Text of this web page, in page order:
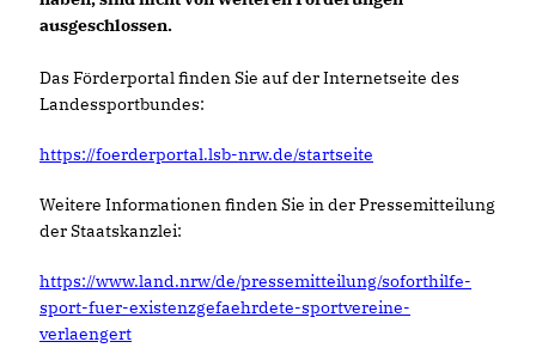
ausgeschlossen.
Das Förderportal finden Sie auf der Internetseite des
Landessportbundes:
https://foerderportal.lsb-nrw.de/startseite
Weitere Informationen finden Sie in der Pressemitteilung
der Staatskanzlei:
https://www.land.nrw/de/pressemitteilung/soforthilfe-
sport-fuer-existenzgefaehrdete-sportvereine-
verlaengert